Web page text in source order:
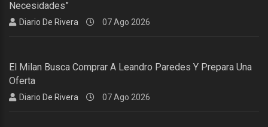
Necesidades”
Diario De Rivera 07 Ago 2026
El Milan Busca Comprar A Leandro Paredes Y Prepara Una
Oferta
Diario De Rivera 07 Ago 2026